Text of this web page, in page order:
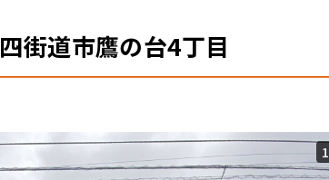
四街道市鷹の台4丁目
1